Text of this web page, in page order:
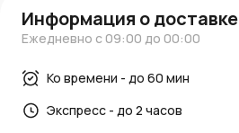
Информация о доставке
Ежедневно с 09:00 до 00:00
Ко времени - до 60 мин
Экспресс - до 2 часов